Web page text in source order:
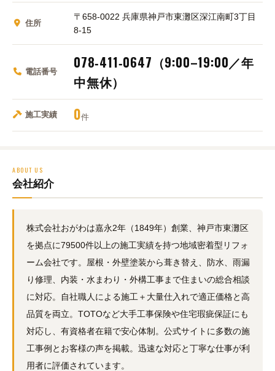
住所
〒658‑0022 兵庫県神戸市東灘区深江南町3丁目
8‑15
電話番号
078‑411‑0647（9:00–19:00／年
中無休）
施工実績 0件
ABOUT US
会社紹介
株式会社おがわは嘉永2年（1849年）創業、神戸市東灘区
を拠点に79500件以上の施工実績を持つ地域密着型リフォ
ーム会社です。屋根・外壁塗装から葺き替え、防水、雨漏
り修理、内装・水まわり・外構工事まで住まいの総合相談
に対応。自社職人による施工＋大量仕入れで適正価格と高
品質を両立。TOTOなど大手工事保険や住宅瑕疵保証にも
対応し、有資格者在籍で安心体制。公式サイトに多数の施
工事例とお客様の声を掲載。迅速な対応と丁寧な仕事が利
用者に評価されています。